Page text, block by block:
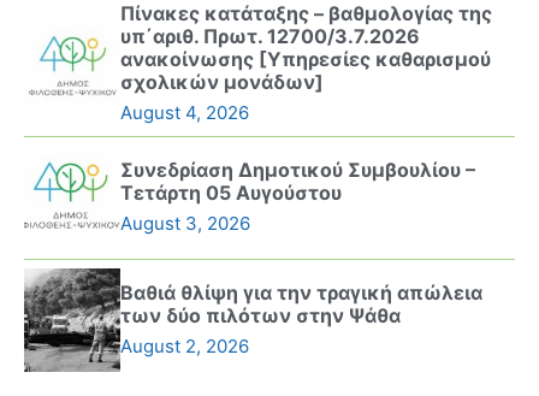
Πίνακες κατάταξης – βαθμολογίας της
υπ΄αριθ. Πρωτ. 12700/3.7.2026
ανακοίνωσης [Υπηρεσίες καθαρισμού
σχολικών μονάδων]
August 4, 2026
Συνεδρίαση Δημοτικού Συμβουλίου –
Τετάρτη 05 Αυγούστου
August 3, 2026
Βαθιά θλίψη για την τραγική απώλεια
των δύο πιλότων στην Ψάθα
August 2, 2026